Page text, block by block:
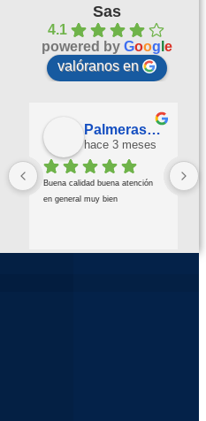
Sas
4.1
powered by Goog e
valóranos en
Palmeras Doradas
hace 3 meses
Buena calidad buena atención
en general muy bien